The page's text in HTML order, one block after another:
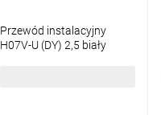
Przewód instalacyjny
H07V-U (DY) 2,5 biały